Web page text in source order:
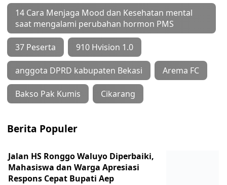
14 Cara Menjaga Mood dan Kesehatan mental
saat mengalami perubahan hormon PMS
37 Peserta 910 Hvision 1.0
anggota DPRD kabupaten Bekasi Arema FC
Bakso Pak Kumis Cikarang
Berita Populer
Jalan HS Ronggo Waluyo Diperbaiki,
Mahasiswa dan Warga Apresiasi
Respons Cepat Bupati Aep